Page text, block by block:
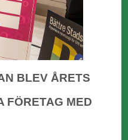
BLEV ÅRETS
FÖRETAG MED